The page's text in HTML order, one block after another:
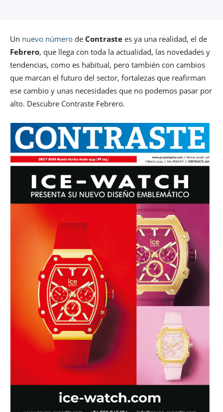
Un nuevo número de Contraste es ya una realidad, el de
Febrero, que llega con toda la actualidad, las novedades y
tendencias, como es habitual, pero también con cambios
que marcan el futuro del sector, fortalezas que reafirman
ese cambio y unas necesidades que no podemos pasar por
alto. Descubre Contraste Febrero.